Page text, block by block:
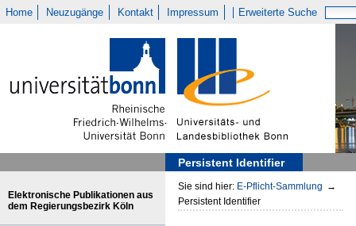
Home Neuzugänge Kontakt Impressum Erweiterte Suche
Persistent Identifier
Elektronische Publikationen aus
dem Regierungsbezirk Köln
Sie sind hier: E-Pflicht-Sammlung →
Persistent Identifier